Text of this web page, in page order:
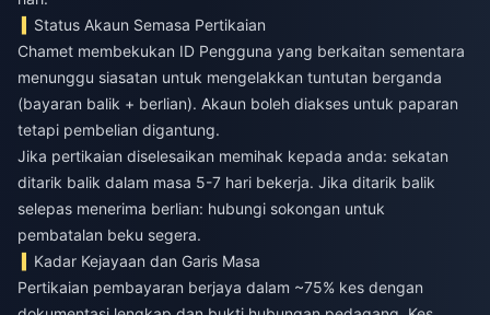
Status Akaun Semasa Pertikaian
Chamet membekukan ID Pengguna yang berkaitan sementara
menunggu siasatan untuk mengelakkan tuntutan berganda
(bayaran balik + berlian). Akaun boleh diakses untuk paparan
tetapi pembelian digantung.
Jika pertikaian diselesaikan memihak kepada anda: sekatan
ditarik balik dalam masa 5-7 hari bekerja. Jika ditarik balik
selepas menerima berlian: hubungi sokongan untuk
pembatalan beku segera.
Kadar Kejayaan dan Garis Masa
Pertikaian pembayaran berjaya dalam ~75% kes dengan